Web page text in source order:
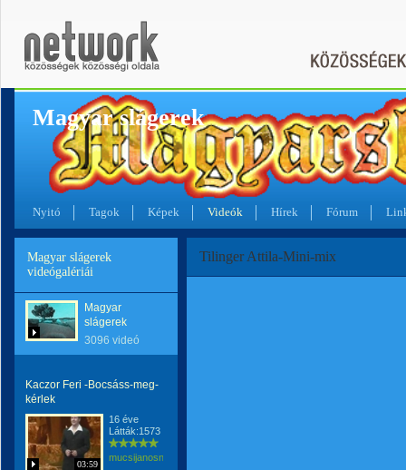
Magyar slágerek
Nyitó Tagok Képek Videók Hírek Fórum
Magyar slágerek
videógalériái
Magyar
slágerek
3096 videó
Kaczor Feri -Bocsáss-meg-
kérlek
03:59
16 éve
Látták:1573
mucsijanosne
Tilinger Attila-Mini-mix